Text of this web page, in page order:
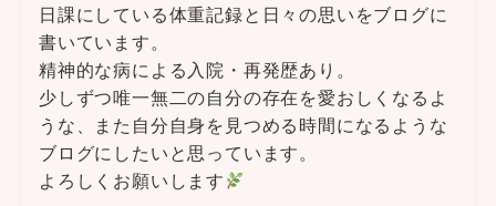
日課にしている体重記録と日々の思いをブログに
書いています。
精神的な病による入院・再発歴あり。
少しずつ唯一無二の自分の存在を愛おしくなるよ
うな、また自分自身を見つめる時間になるような
ブログにしたいと思っています。
よろしくお願いします